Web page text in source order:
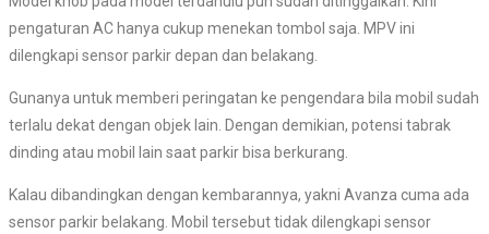
pengaturan AC hanya cukup menekan tombol saja. MPV ini
dilengkapi sensor parkir depan dan belakang.
Gunanya untuk memberi peringatan ke pengendara bila mobil sudah
terlalu dekat dengan objek lain. Dengan demikian, potensi tabrak
dinding atau mobil lain saat parkir bisa berkurang.
Kalau dibandingkan dengan kembarannya, yakni Avanza cuma ada
sensor parkir belakang. Mobil tersebut tidak dilengkapi sensor